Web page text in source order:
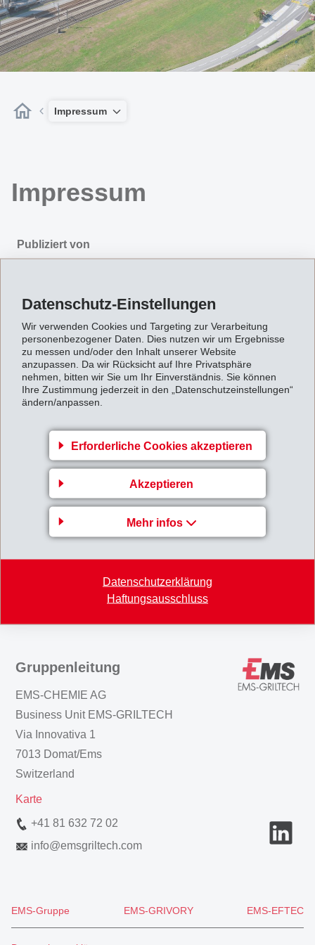
Datenschutz-Einstellungen
Wir verwenden Cookies und Targeting zur Verarbeitung
personenbezogener Daten. Dies nutzen wir um Ergebnisse
zu messen und/oder den Inhalt unserer Website
anzupassen. Da wir Rücksicht auf Ihre Privatsphäre
nehmen, bitten wir Sie um Ihr Einverständnis. Sie können
Ihre Zustimmung jederzeit in den „Datenschutzeinstellungen“
ändern/anpassen.
Erforderliche Cookies akzeptieren
Akzeptieren
Mehr infos
Datenschutzerklärung
Haftungsausschluss
Impressum
Impressum
Publiziert von
8704 Herrliberg
Schweiz
Phone +41 44 915 70 00
Fax +41 44 915 70 02
www.ems-group.com
Bearbeitet durch
EMS-CHEMIE AG
Business Unit EMS-SERVICES
Via Innovativa 1
7013 Domat/Ems
Phone +41 81 632 61 11
Gruppenleitung
EMS-CHEMIE AG
Business Unit EMS-GRILTECH
Via Innovativa 1
7013 Domat/Ems
Switzerland
Karte
+41 81 632 72 02
info@emsgriltech.com
EMS-Gruppe EMS-GRIVORY EMS-EFTEC